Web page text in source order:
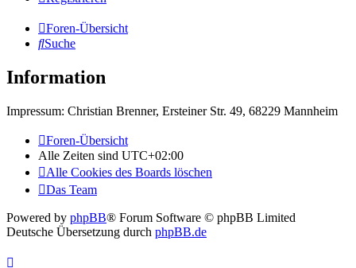
Foren-Übersicht
Suche
Information
Impressum: Christian Brenner, Ersteiner Str. 49, 68229 Mannheim
Foren-Übersicht
Alle Zeiten sind UTC+02:00
Alle Cookies des Boards löschen
Das Team
Powered by phpBB® Forum Software © phpBB Limited
Deutsche Übersetzung durch phpBB.de